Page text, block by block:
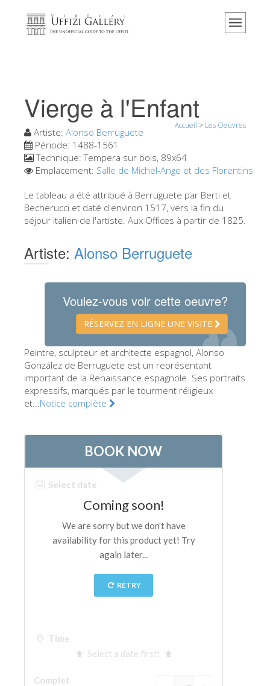
Accueil
Événements et expositions
L' avis des visiteurs
Explorer la Galerie
Réserver
Visite virtuelle
Les Salles
Les Artistes
Les nouvelles salles
Les autres Musées
Le Musée national du Bargello
Galerie de l'Académie
La Galerie Palatine
Le Musée de San Marco
Musée Archéologique
Opificio delle Pietre Dure
Le Musée Galilée
Le Jardin de Boboli
La tour d'Arnolfo
Le Palazzo Vecchio
Réserver
Vierge à l'Enfant
Accueil > Les Oeuvres
Artiste: Alonso Berruguete
Période: 1488-1561
Technique:Tempera sur bois, 89x64
Emplacement: Salle de Michel-Ange et des Florentins
Le tableau a été attribué à Berruguete par Berti et
Becherucci et daté d'environ 1517, vers la fin du
séjour italien de l'artiste. Aux Offices à partir de 1825.
Artiste: Alonso Berruguete
Voulez-vous voir cette oeuvre?
RÉSERVEZ EN LIGNE UNE VISITE
Peintre, sculpteur et architecte espagnol, Alonso
González de Berruguete est un représentant
important de la Renaissance espagnole. Ses portraits
expressifs, marqués par le tourment réligieux
et...Notice complète